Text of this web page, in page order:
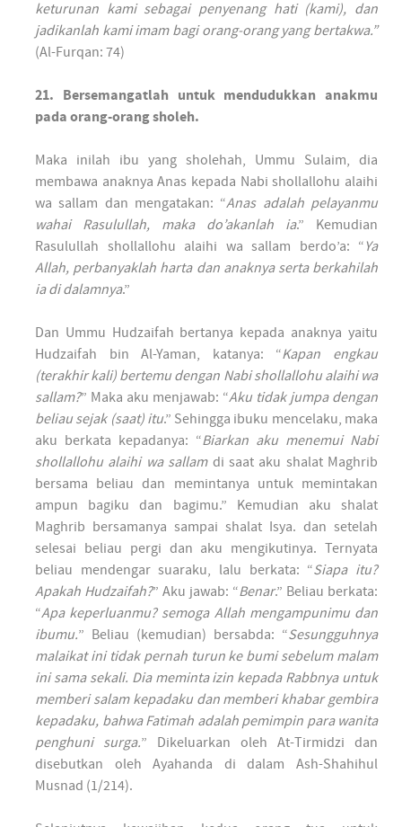
keturunan kami sebagai penyenang hati (kami), dan
jadikanlah kami imam bagi orang-orang yang bertakwa.”
(Al-Furqan: 74)
21. Bersemangatlah untuk mendudukkan anakmu
pada orang-orang sholeh.
Maka inilah ibu yang sholehah, Ummu Sulaim, dia
membawa anaknya Anas kepada Nabi shollallohu alaihi
wa sallam dan mengatakan: “Anas adalah pelayanmu
wahai Rasulullah, maka do’akanlah ia.” Kemudian
Rasulullah shollallohu alaihi wa sallam berdo’a: “ Ya
Allah, perbanyaklah harta dan anaknya serta berkahilah
ia di dalamnya.”
Dan Ummu Hudzaifah bertanya kepada anaknya yaitu
Hudzaifah bin Al-Yaman, katanya: “Kapan engkau
(terakhir kali) bertemu dengan Nabi shollallohu alaihi wa
sallam?” Maka aku menjawab: “Aku tidak jumpa dengan
beliau sejak (saat) itu.” Sehingga ibuku mencelaku, maka
aku berkata kepadanya: “Biarkan aku menemui Nabi
shollallohu alaihi wa sallamdi saat aku shalat Maghrib
bersama beliau dan memintanya untuk memintakan
ampun bagiku dan bagimu.” Kemudian aku shalat
Maghrib bersamanya sampai shalat Isya. dan setelah
selesai beliau pergi dan aku mengikutinya. Ternyata
beliau mendengar suaraku, lalu berkata: “Siapa itu?
Apakah Hudzaifah?” Aku jawab: “Benar.” Beliau berkata:
“Apa keperluanmu? semoga Allah mengampunimu dan
ibumu.” Beliau (kemudian) bersabda: “Sesungguhnya
malaikat ini tidak pernah turun ke bumi sebelum malam
ini sama sekali. Dia meminta izin kepada Rabbnya untuk
memberi salam kepadaku dan memberi khabar gembira
kepadaku, bahwa Fatimah adalah pemimpin para wanita
penghuni surga.” Dikeluarkan oleh At-Tirmidzi dan
disebutkan oleh Ayahanda di dalam Ash-Shahihul
Musnad (1/214).